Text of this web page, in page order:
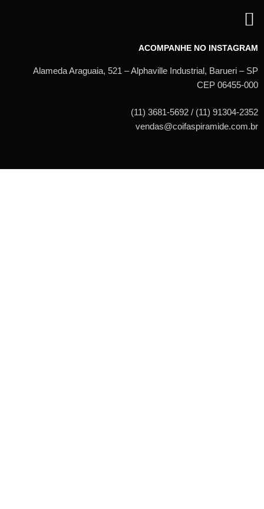
ACOMPANHE NO INSTAGRAM
Alameda Araguaia, 521 – Alphaville Industrial, Barueri – SP
CEP 06455-000
(11) 3681-5692 / (11) 91304-2352
vendas@coifaspiramide.com.br